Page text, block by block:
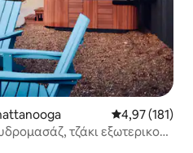
Μέση
4,97 (181)
τζάκι εξωτερικού